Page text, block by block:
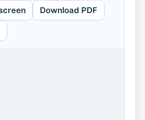
Download PDF